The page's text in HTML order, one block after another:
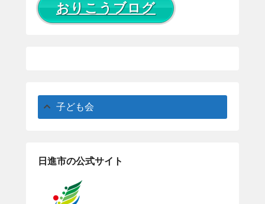
おりこうブログ
子ども会
日進市の公式サイト